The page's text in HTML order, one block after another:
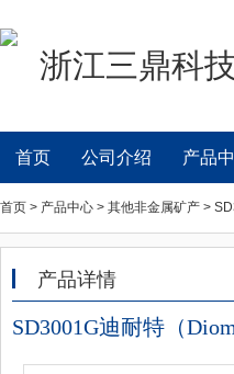
浙江三鼎科
首页 公司介绍 产品
首页 > 产品中心 > 其他非金属矿产 >
产品详情
SD3001G迪耐特（